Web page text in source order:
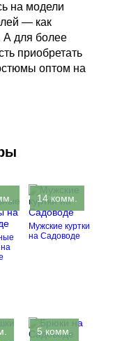
на модели
— как
А для более
приобретать
оптом на
14 комм.
Мужские куртки
на Садоводе
5 комм.